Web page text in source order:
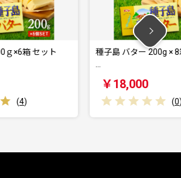
子島 バター 200g × 8箱 NFN622
種子島